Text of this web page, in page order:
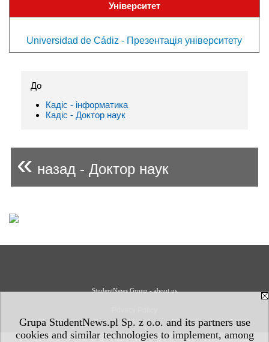
Grupa StudentNews.pl Sp. z o.o. and its partners use
cookies and similar technologies to implement, among
Університет
Universidad de Cádiz - Презентація університету
До
Кадіс - інформaтика
Кадіс - Доктор наук
« назад - Доктор наук
StudentNews Group - about us